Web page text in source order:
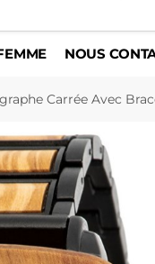
NOUS
Carrée Avec